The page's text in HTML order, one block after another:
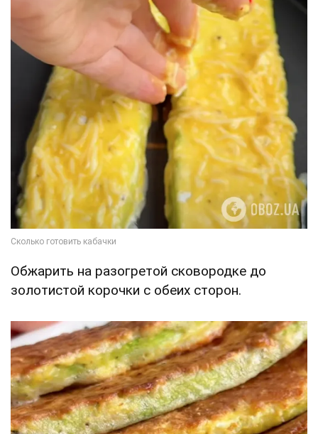
Обжарить на разогретой сковородке до
золотистой корочки с обеих сторон.